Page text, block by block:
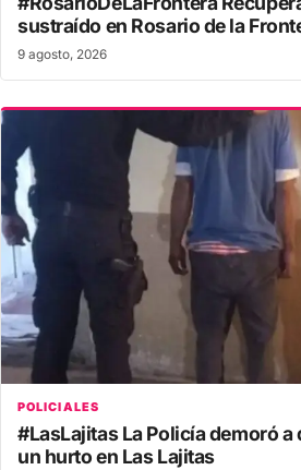
sustraído en Rosario de la
9 agosto, 2026
POLICIALES
#LasLajitas La Policía demoró
un hurto en Las Lajitas